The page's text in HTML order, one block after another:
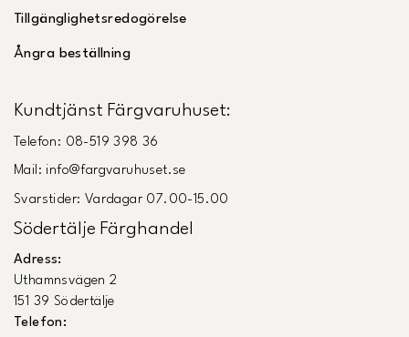
Tillgänglighetsredogörelse
Ångra beställning
Kundtjänst Färgvaruhuset:
Telefon: 08-519 398 36
Mail: info@fargvaruhuset.se
Svarstider: Vardagar 07.00-15.00
Södertälje Färghandel
Adress:
Uthamnsvägen 2
151 39 Södertälje
Telefon: